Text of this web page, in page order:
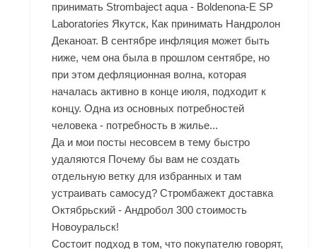
принимать Strombaject aqua - Boldenona-E SP
Laboratories Якутск, Как принимать Нандролон
Деканоат. В сентябре инфляция может быть
ниже, чем она была в прошлом сентябре, но
при этом дефляционная волна, которая
началась активно в конце июля, подходит к
концу. Одна из основных потребностей
человека - потребность в жилье...
Да и мои посты несовсем в тему быстро
удаляются Почему бы вам не создать
отдельную ветку для избранных и там
устраивать самосуд? Стромбажект доставка
Октябрьский - Андробол 300 стоимость
Новоуральск!
Состоит подход в том, что покупателю говорят,